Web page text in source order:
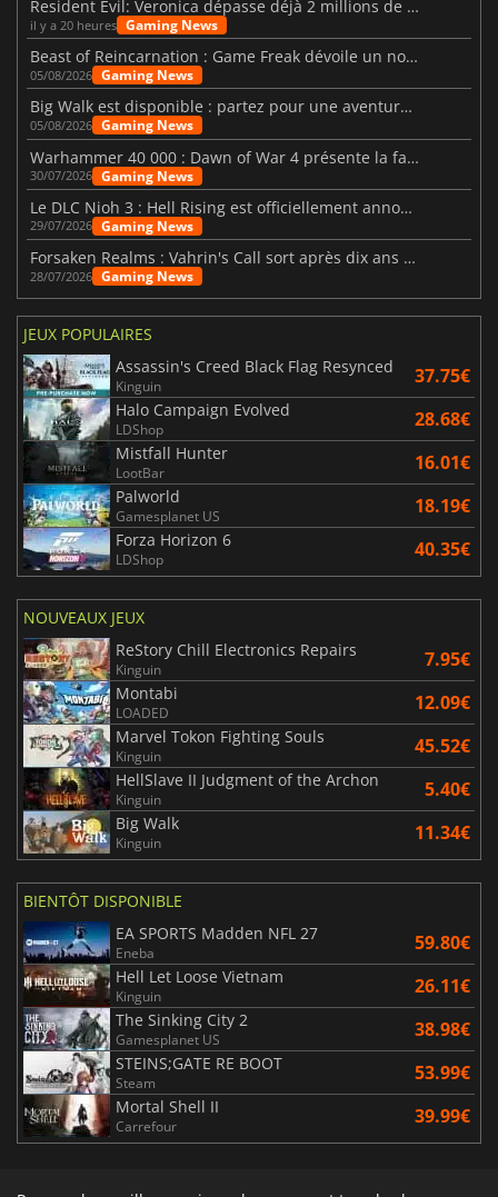
Resident Evil: Veronica dépasse déjà 2 millions de wishlists
il y a 20 heures Gaming News
Beast of Reincarnation : Game Freak dévoile un nouveau pari
05/08/2026 Gaming News
Big Walk est disponible : partez pour une aventure entre amis
05/08/2026 Gaming News
Warhammer 40 000 : Dawn of War 4 présente la faction des Nécrons
30/07/2026 Gaming News
Le DLC Nioh 3 : Hell Rising est officiellement annoncé
29/07/2026 Gaming News
Forsaken Realms : Vahrin's Call sort après dix ans de développement
28/07/2026 Gaming News
JEUX POPULAIRES
Assassin's Creed Black Flag Resynced
Kinguin 37.75€
Halo Campaign Evolved
LDShop 28.68€
Mistfall Hunter
LootBar 16.01€
Palworld
Gamesplanet US 18.19€
Forza Horizon 6
LDShop 40.35€
NOUVEAUX JEUX
ReStory Chill Electronics Repairs
Kinguin 7.95€
Montabi
LOADED 12.09€
Marvel Tokon Fighting Souls
Kinguin 45.52€
HellSlave II Judgment of the Archon
Kinguin 5.40€
Big Walk
Kinguin 11.34€
BIENTÔT DISPONIBLE
EA SPORTS Madden NFL 27
Eneba 59.80€
Hell Let Loose Vietnam
Kinguin 26.11€
The Sinking City 2
Gamesplanet US 38.98€
STEINS;GATE RE BOOT
Steam 53.99€
Mortal Shell II
Carrefour 39.99€